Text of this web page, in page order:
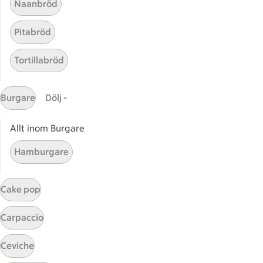
ICAs egna varor
ICA Gruppen
ICA Nära
ICA Supermarket
ICA Kvantum
ICA Maxi
Annonsera
Jobba på ICA
Hållbarhet
ICA Stiftelsen
En god morgondag
Kundservice
Naanbröd
Pitabröd
Tortillabröd
Burgare Dölj -
Allt inom Burgare
Hamburgare
Cake pop
Carpaccio
Ceviche